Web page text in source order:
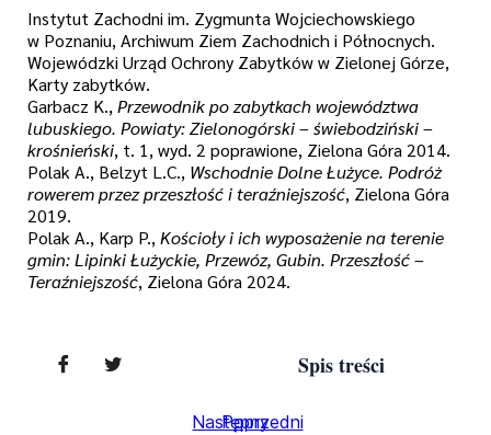
Instytut Zachodni im. Zygmunta Wojciechowskiego
w Poznaniu, Archiwum Ziem Zachodnich i Północnych.
Wojewódzki Urząd Ochrony Zabytków w Zielonej Górze,
Karty zabytków.
Garbacz K.,Przewodnik po zabytkach województwa
lubuskiego. Powiaty: Zielonogórski – świebodziński –
krośnieński, t. 1, wyd. 2 poprawione, Zielona Góra 2014.
Polak A., Belzyt L.C., Wschodnie Dolne Łużyce. Podróż
rowerem przez przeszłość i teraźniejszość, Zielona Góra
2019.
Polak A., Karp P.,Kościoły i ich wyposażenie na terenie
gmin: Lipinki Łużyckie, Przewóz, Gubin. Przeszłość –
Teraźniejszość, Zielona Góra 2024.
Spis treści
Poprzedni
Następny